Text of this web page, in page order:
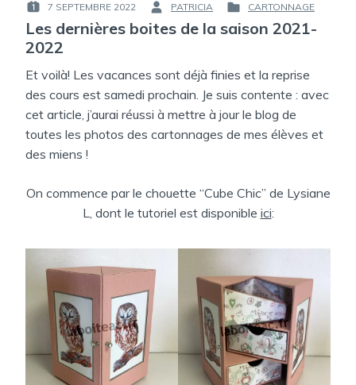
PUBLIÉ
LE :
7 SEPTEMBRE 2022
PAR :
PATRICIA
PUBLIÉ
DANS
CARTONNAGE
Les dernières boites de la saison 2021-
2022
Et voilà! Les vacances sont déjà finies et la reprise
des cours est samedi prochain. Je suis contente : avec
cet article, j’aurai réussi à mettre à jour le blog de
toutes les photos des cartonnages de mes élèves et
des miens !
On commence par le chouette “Cube Chic” de Lysiane
L, dont le tutoriel est disponible ici: